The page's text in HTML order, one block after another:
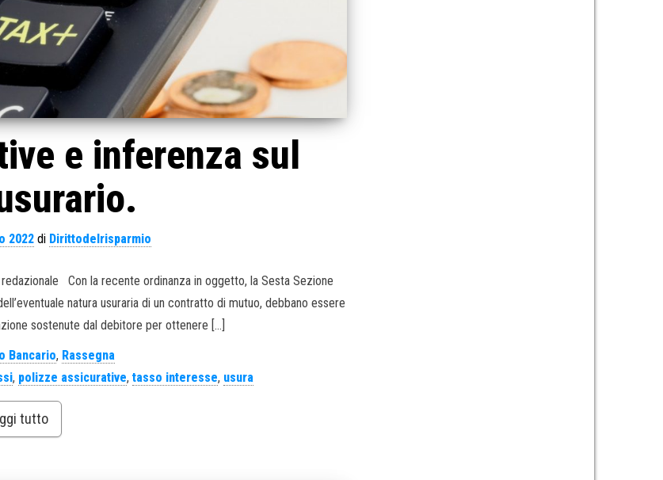
e inferenza sul
2022di Dirittodelrisparmio
Con la recente ordinanza in oggetto, la Sesta Sezione
natura usuraria di un contratto di mutuo, debbano essere
sostenute dal debitore per ottenere […]
Bancario, Rassegna
, polizze assicurative, tasso interesse, usura
tutto